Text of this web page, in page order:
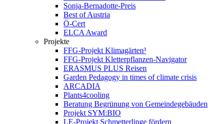
Sonja-Bernadotte-Preis
Best of Austria
Ö-Cert
ELCA Award
Projekte
FFG-Projekt Klimagärten³
FFG-Projekt Kletterpflanzen-Navigator
ERASMUS PLUS Reisen
Garden Pedagogy in times of climate crisis
ARCADIA
Plants4cooling
Beratung Begrünung von Gemeindegebäuden
Projekt SYM:BIO
LE-Projekt Schmetterlinge fördern